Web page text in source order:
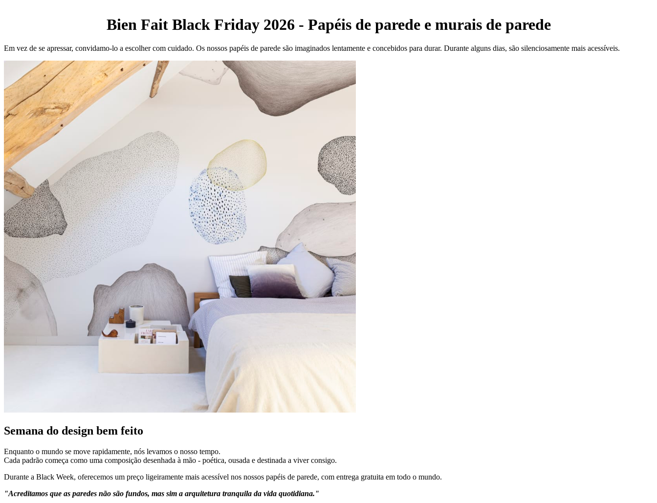
Bien Fait Black Friday 2026 - Papéis de parede e murais de parede
Em vez de se apressar, convidamo-lo a escolher com cuidado. Os nossos papéis de parede são imaginados lentamente e concebidos para durar. Durante alguns dias, são silenciosamente mais acessíveis.
Semana do design bem feito
Enquanto o mundo se move rapidamente, nós levamos o nosso tempo.
Cada padrão começa como uma composição desenhada à mão - poética, ousada e destinada a viver consigo.
Durante a Black Week, oferecemos um preço ligeiramente mais acessível nos nossos papéis de parede, com entrega gratuita em todo o mundo.
"Acreditamos que as paredes não são fundos, mas sim a arquitetura tranquila da vida quotidiana."